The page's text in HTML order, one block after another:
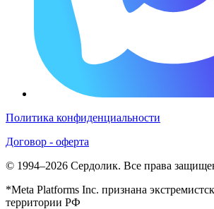
Политика конфиденциальности
Договор - оферта
© 1994–2026 Сердолик. Все права
*Meta Platforms Inc. признана
территории РФ